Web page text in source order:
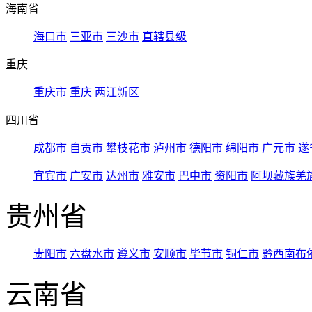
海南省
海口市 三亚市 三沙市 直辖县级
重庆
重庆市 重庆 两江新区
四川省
成都市 自贡市 攀枝花市 泸州市 德阳市 绵阳市 广元市 遂
宜宾市 广安市 达州市 雅安市 巴中市 资阳市 阿坝藏族羌
贵州省
贵阳市 六盘水市 遵义市 安顺市 毕节市 铜仁市 黔西南布
云南省